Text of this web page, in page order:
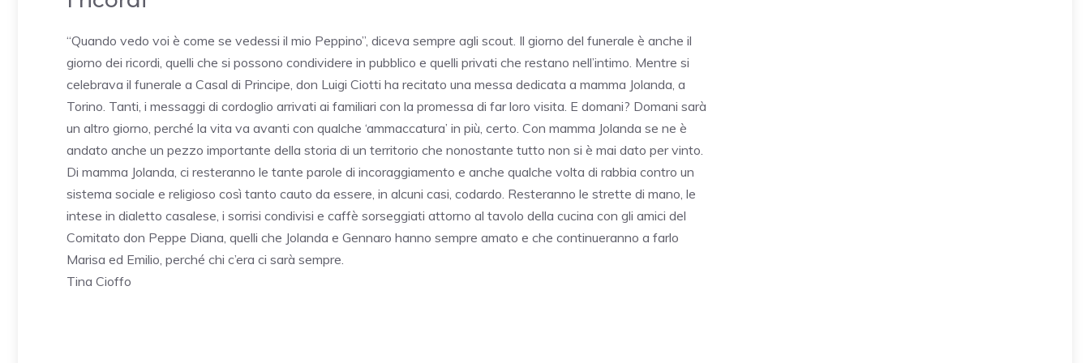
“Quando vedo voi è come se vedessi il mio Peppino”, diceva sempre agli scout. Il giorno del funerale è anche il
giorno dei ricordi, quelli che si possono condividere in pubblico e quelli privati che restano nell’intimo. Mentre si
celebrava il funerale a Casal di Principe, don Luigi Ciotti ha recitato una messa dedicata a mamma Jolanda, a
Torino. Tanti, i messaggi di cordoglio arrivati ai familiari con la promessa di far loro visita. E domani? Domani sarà
un altro giorno, perché la vita va avanti con qualche ‘ammaccatura’ in più, certo. Con mamma Jolanda se ne è
andato anche un pezzo importante della storia di un territorio che nonostante tutto non si è mai dato per vinto.
Di mamma Jolanda, ci resteranno le tante parole di incoraggiamento e anche qualche volta di rabbia contro un
sistema sociale e religioso così tanto cauto da essere, in alcuni casi, codardo. Resteranno le strette di mano, le
intese in dialetto casalese, i sorrisi condivisi e caffè sorseggiati attorno al tavolo della cucina con gli amici del
Comitato don Peppe Diana, quelli che Jolanda e Gennaro hanno sempre amato e che continueranno a farlo
Marisa ed Emilio, perché chi c’era ci sarà sempre.
Tina Cioffo